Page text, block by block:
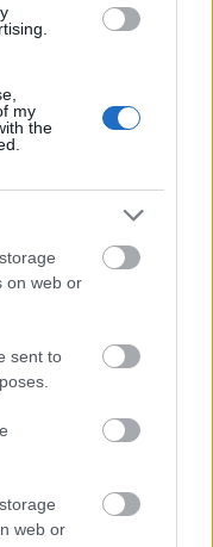
my
the
on web or
sent to
web or
szimuláció